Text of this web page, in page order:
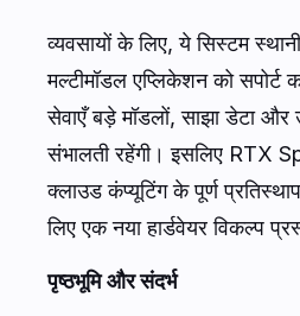
व्यवसायों के लिए, ये सिस्टम
मल्टीमॉडल एप्लिकेशन को
सेवाएँ बड़े मॉडलों, साझा डेटा और
संभालती रहेंगी। इसलिए RTX
क्लाउड कंप्यूटिंग के पूर्ण
लिए एक नया हार्डवेयर विकल्प
पृष्ठभूमि और संदर्भ